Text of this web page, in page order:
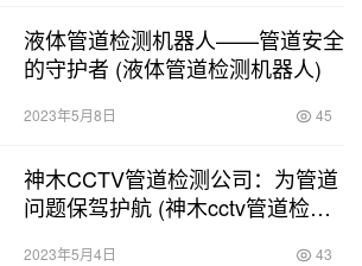
液体管道检测机器人——管道安全
的守护者 (液体管道检测机器人)
2023年5月8日 45
神木CCTV管道检测公司：为管道
问题保驾护航 (神木cctv管道检测
2023年5月4日 43